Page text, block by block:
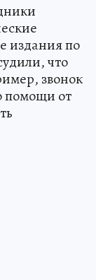
издания по
что
звонок
помощи от